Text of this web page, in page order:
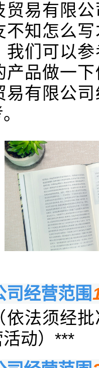
贸易有限
不知怎么
我们可以
产品做一
易有限公
经营范围
依法须经
动）***